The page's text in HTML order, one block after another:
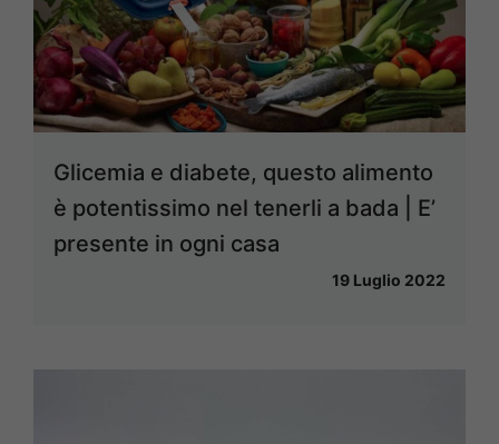
Glicemia e diabete, questo alimento
è potentissimo nel tenerli a bada | E’
presente in ogni casa
19 Luglio 2022